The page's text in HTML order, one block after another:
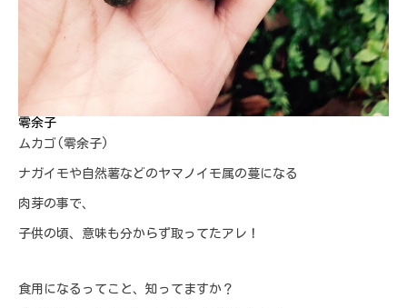
零余子
ムカゴ(零余子)
ナガイモや自然薯などのヤマノイモ属の蔓になる
肉芽の事で、
子供の頃、意味も分からず取ってたアレ！
食用になるってこと、知ってますか？